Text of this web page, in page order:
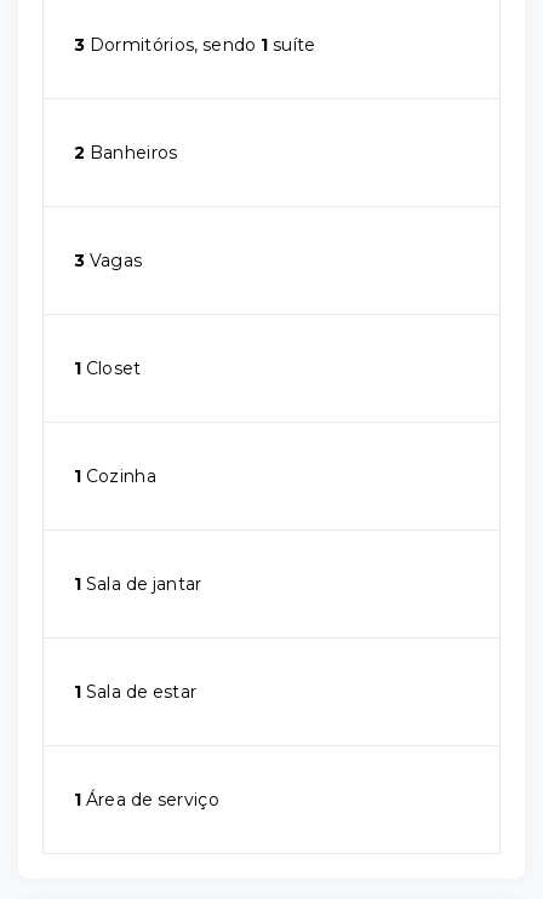
3 Dormitórios, sendo 1 suíte
2 Banheiros
3 Vagas
1 Closet
1 Cozinha
1 Sala de jantar
1 Sala de estar
1 Área de serviço